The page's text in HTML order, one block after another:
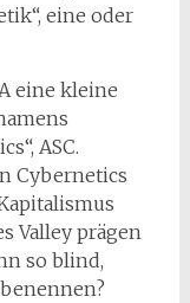
eine oder
eine kleine
ASC.
Cybernetics
Valley prägen
so blind,